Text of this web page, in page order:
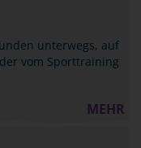
unterwegs, auf
vom Sporttraining
MEHR